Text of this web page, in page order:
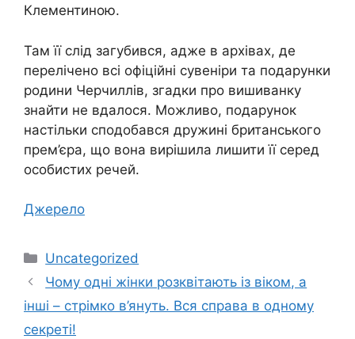
Клементиною.
Там її слід загубився, адже в архівах, де
перелічено всі офіційні сувеніри та подарунки
родини Черчиллів, згадки про вишиванку
знайти не вдалося. Можливо, подарунок
настільки сподобався дружині британського
прем’єра, що вона вирішила лишити її серед
особистих речей.
Джерело
Категорії
Uncategorized
Чому одні жінки розквітають із віком, а
інші – стрімко в’януть. Вся справа в одному
секреті!